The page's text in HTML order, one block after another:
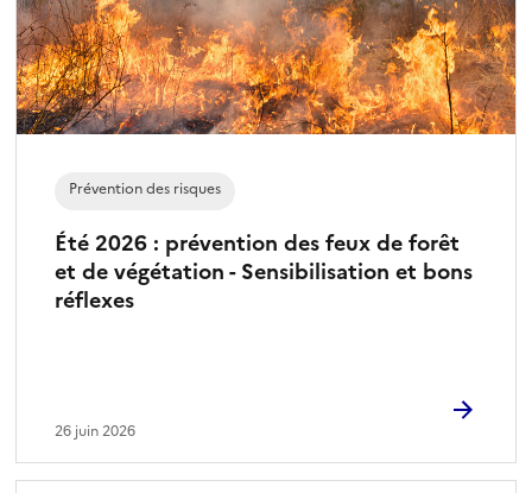
Été 2026 : prévention des feux de forêt
et de végétation - Sensibilisation et bons
réflexes
Prévention des risques
26 juin 2026